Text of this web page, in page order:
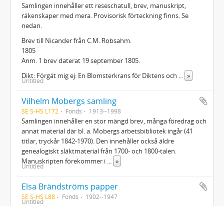
Samlingen innehåller ett reseschatull, brev, manuskript,
räkenskaper med mera. Provisorisk förteckning finns. Se
nedan.
Brev till Nicander från C.M. Robsahm.
1805
Anm. 1 brev daterat 19 september 1805.
Dikt: Förgät mig ej: En Blomsterkrans för Diktens och
»
Untitled
Vilhelm Mobergs samling
SE S-HS L172 Fonds 1913--1998
Samlingen innehåller en stor mängd brev, många föredrag och
annat material där bl. a. Mobergs arbetsbibliotek ingår (41
titlar, tryckår 1842-1970). Den innehåller också äldre
genealogiskt släktmaterial från 1700- och 1800-talen.
Manuskripten förekommer i
»
Untitled
Elsa Brändströms papper
SE S-HS L88 Fonds 1902--1947
Untitled